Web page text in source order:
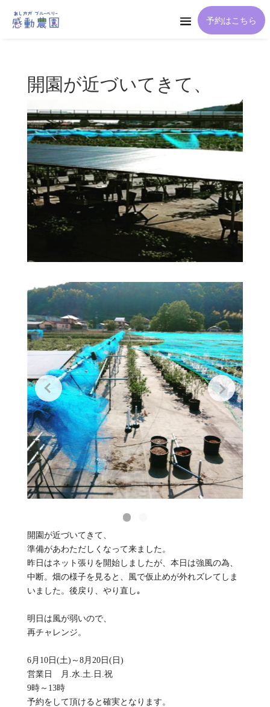
予約はこちら
開園が近づいてきて、
開園が近づいてきて、
準備があわただしくなって来ました。
昨日はネット張りを開始しましたが、本日は強風の為、
中断。畑の様子を見ると、風で仮止めが外れズレてしま
いました。後戻り、やり直し｡
明日は風が弱いので、
再チャレンジ。
6月10日(土)～8月20日(日)
営業日 月.水.土.日.祝
9時～13時
予約をして頂けると確実となります。